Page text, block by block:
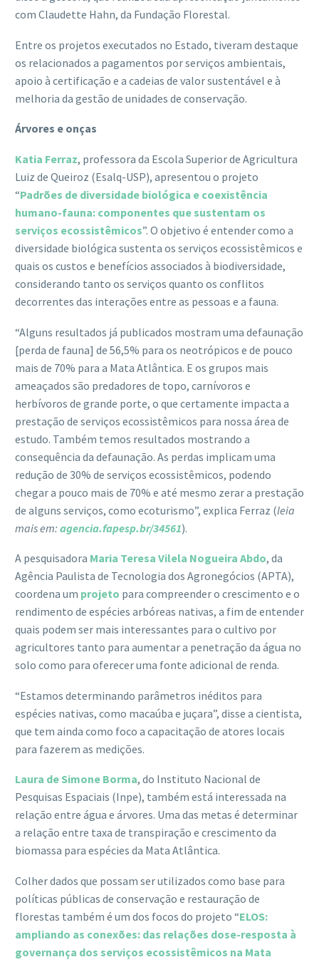
com Claudette Hahn, da Fundação Florestal.
Entre os projetos executados no Estado, tiveram destaque
os relacionados a pagamentos por serviços ambientais,
apoio à certificação e a cadeias de valor sustentável e à
melhoria da gestão de unidades de conservação.
Árvores e onças
Katia Ferraz, professora da Escola Superior de Agricultura
Luiz de Queiroz (Esalq-USP), apresentou o projeto
“Padrões de diversidade biológica e coexistência
humano-fauna: componentes que sustentam os
serviços ecossistêmicos”. O objetivo é entender como a
diversidade biológica sustenta os serviços ecossistêmicos e
quais os custos e benefícios associados à biodiversidade,
considerando tanto os serviços quanto os conflitos
decorrentes das interações entre as pessoas e a fauna.
“Alguns resultados já publicados mostram uma defaunação
[perda de fauna] de 56,5% para os neotrópicos e de pouco
mais de 70% para a Mata Atlântica. E os grupos mais
ameaçados são predadores de topo, carnívoros e
herbívoros de grande porte, o que certamente impacta a
prestação de serviços ecossistêmicos para nossa área de
estudo. Também temos resultados mostrando a
consequência da defaunação. As perdas implicam uma
redução de 30% de serviços ecossistêmicos, podendo
chegar a pouco mais de 70% e até mesmo zerar a prestação
de alguns serviços, como ecoturismo”, explica Ferraz (leia
mais em: agencia.fapesp.br/34561).
A pesquisadora Maria Teresa Vilela Nogueira Abdo, da
Agência Paulista de Tecnologia dos Agronegócios (APTA),
coordena um projeto para compreender o crescimento e o
rendimento de espécies arbóreas nativas, a fim de entender
quais podem ser mais interessantes para o cultivo por
agricultores tanto para aumentar a penetração da água no
solo como para oferecer uma fonte adicional de renda.
“Estamos determinando parâmetros inéditos para
espécies nativas, como macaúba e juçara”, disse a cientista,
que tem ainda como foco a capacitação de atores locais
para fazerem as medições.
Laura de Simone Borma, do Instituto Nacional de
Pesquisas Espaciais (Inpe), também está interessada na
relação entre água e árvores. Uma das metas é determinar
a relação entre taxa de transpiração e crescimento da
biomassa para espécies da Mata Atlântica.
Colher dados que possam ser utilizados como base para
políticas públicas de conservação e restauração de
florestas também é um dos focos do projeto “ELOS:
ampliando as conexões: das relações dose-resposta à
governança dos serviços ecossistêmicos na Mata